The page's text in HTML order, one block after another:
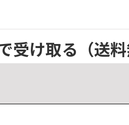
受け取る （送